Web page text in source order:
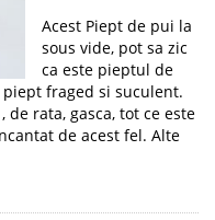
Acest Piept de pui la
sous vide, pot sa zic
ca este pieptul de
fraged si suculent.
rata, gasca, tot ce este
de acest fel. Alte